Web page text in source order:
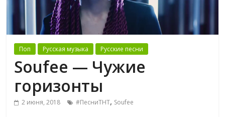
Поп Русская музыка Русские песни
Soufee — Чужие
горизонты
2 июня, 2018 #ПесниТНТ, Soufee